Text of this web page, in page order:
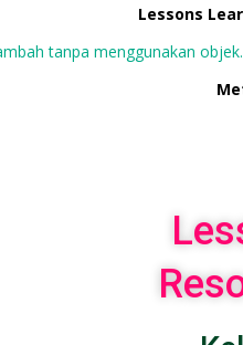
Lessons
tanpa menggunakan objek.